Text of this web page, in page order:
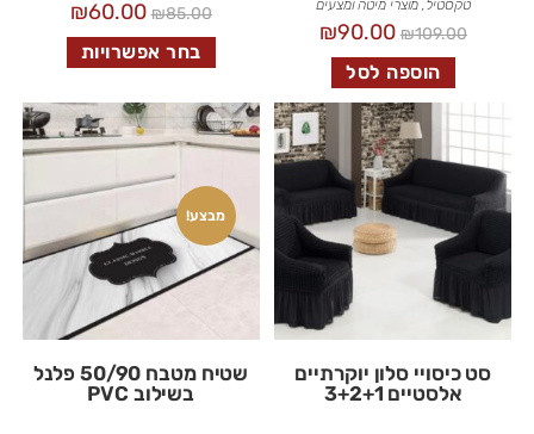
טקסטיל מוצרי מיטה ומצעים
₪109.00
₪90.00
הוספה לסל
₪85.00
₪60.00
בחר אפשרויות
סט כיסויי סלון יוקרתיים
אלסטיים 3+2+1
מבצע!
שטיח מטבח 50/90 פלנל
בשילוב PVC